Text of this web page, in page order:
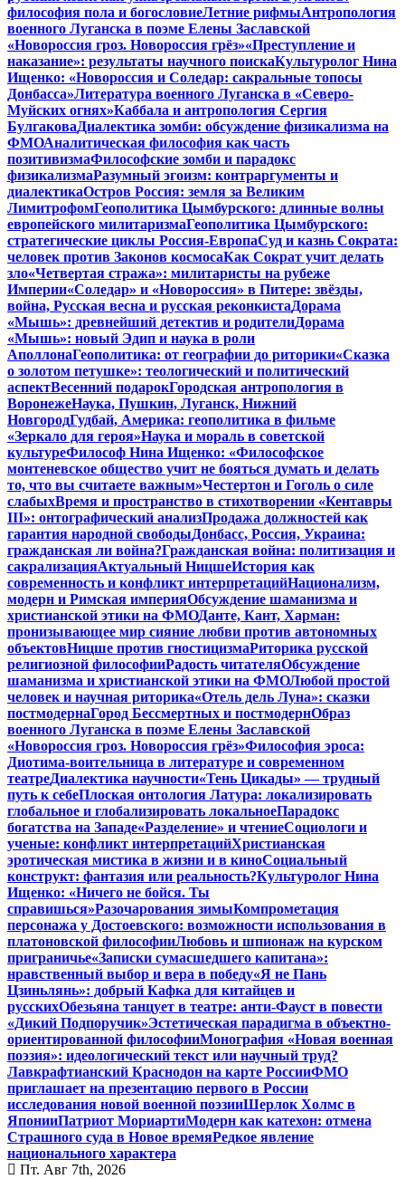
философия пола и богословиеЛетние рифмыАнтропология
военного Луганска в поэме Елены Заславской
«Новороссия гроз. Новороссия грёз»«Преступление и
наказание»: результаты научного поискаКультуролог Нина
Ищенко: «Новороссия и Соледар: сакральные топосы
Донбасса»Литература военного Луганска в «Северо-
Муйских огнях»Каббала и антропология Сергия
БулгаковаДиалектика зомби: обсуждение физикализма на
ФМОАналитическая философия как часть
позитивизмаФилософские зомби и парадокс
физикализмаРазумный эгоизм: контраргументы и
диалектикаОстров Россия: земля за Великим
ЛимитрофомГеополитика Цымбурского: длинные волны
европейского милитаризмаГеополитика Цымбурского:
стратегические циклы Россия-ЕвропаСуд и казнь Сократа:
человек против Законов космосаКак Сократ учит делать
зло«Четвертая стража»: милитаристы на рубеже
Империи«Соледар» и «Новороссия» в Питере: звёзды,
война, Русская весна и русская реконкистаДорама
«Мышь»: древнейший детектив и родителиДорама
«Мышь»: новый Эдип и наука в роли
АполлонаГеополитика: от географии до риторики«Сказка
о золотом петушке»: теологический и политический
аспектВесенний подарокГородская антропология в
ВоронежеНаука, Пушкин, Луганск, Нижний
НовгородГудбай, Америка: геополитика в фильме
«Зеркало для героя»Наука и мораль в советской
культуреФилософ Нина Ищенко: «Философское
монтеневское общество учит не бояться думать и делать
то, что вы считаете важным»Честертон и Гоголь о силе
слабыхВремя и пространство в стихотворении «Кентавры
III»: онтографический анализПродажа должностей как
гарантия народной свободыДонбасс, Россия, Украина:
гражданская ли война?Гражданская война: политизация и
сакрализацияАктуальный НицшеИстория как
современность и конфликт интерпретацийНационализм,
модерн и Римская империяОбсуждение шаманизма и
христианской этики на ФМОДанте, Кант, Харман:
пронизывающее мир сияние любви против автономных
объектовНицше против гностицизмаРиторика русской
религиозной философииРадость читателяОбсуждение
шаманизма и христианской этики на ФМОЛюбой простой
человек и научная риторика«Отель дель Луна»: сказки
постмодернаГород Бессмертных и постмодернОбраз
военного Луганска в поэме Елены Заславской
«Новороссия гроз. Новороссия грёз»Философия эроса:
Диотима-воительница в литературе и современном
театреДиалектика научности«Тень Цикады» — трудный
путь к себеПлоская онтология Латура: локализировать
глобальное и глобализировать локальноеПарадокс
богатства на Западе«Разделение» и чтениеСоциологи и
ученые: конфликт интерпретацийХристианская
эротическая мистика в жизни и в киноСоциальный
конструкт: фантазия или реальность?Культуролог Нина
Ищенко: «Ничего не бойся. Ты
справишься»Разочарования зимыКомпрометация
персонажа у Достоевского: возможности использования в
платоновской философииЛюбовь и шпионаж на курском
приграничье«Записки сумасшедшего капитана»:
нравственный выбор и вера в победу«Я не Пань
Цзиньлянь»: добрый Кафка для китайцев и
русскихОбезьяна танцует в театре: анти-Фауст в повести
«Дикий Подпоручик»Эстетическая парадигма в объектно-
ориентированной философииМонография «Новая военная
поэзия»: идеологический текст или научный труд?
Лавкрафтианский Краснодон на карте РоссииФМО
приглашает на презентацию первого в России
исследования новой военной поэзииШерлок Холмс в
ЯпонииПатриот МориартиМодерн как катехон: отмена
Страшного суда в Новое времяРедкое явление
национального характера
Пт. Авг 7th, 2026